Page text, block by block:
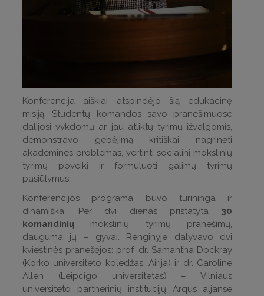
Konferencija aiškiai atspindėjo šią edukacinę
misiją. Studentų komandos savo pranešimuose
dalijosi vykdomų ar jau atliktų tyrimų įžvalgomis,
demonstravo gebėjimą kritiškai nagrinėti
akademines problemas, vertinti socialinį mokslinių
tyrimų poveikį ir formuluoti galimų tyrimų
pasiūlymus.
Konferencijos programa buvo turininga ir
dinamiška. Per dvi dienas pristatyta 30
komandinių mokslinių tyrimų pranešimų,
dauguma jų – gyvai. Renginyje dalyvavo dvi
kviestinės pranešėjos: prof. dr. Samantha Dockray
(Korko universiteto koledžas, Airija) ir dr. Caroline
Allen (Leipcigo universitetas) – Vilniaus
universiteto partnerinių institucijų Arqus aljanse